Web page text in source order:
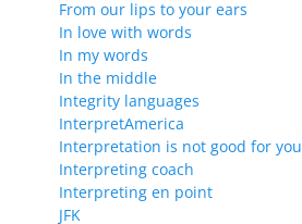
From our lips to your ears
In love with words
In my words
In the middle
Integrity languages
InterpretAmerica
Interpretation is not good for you
Interpreting coach
Interpreting en point
JFK